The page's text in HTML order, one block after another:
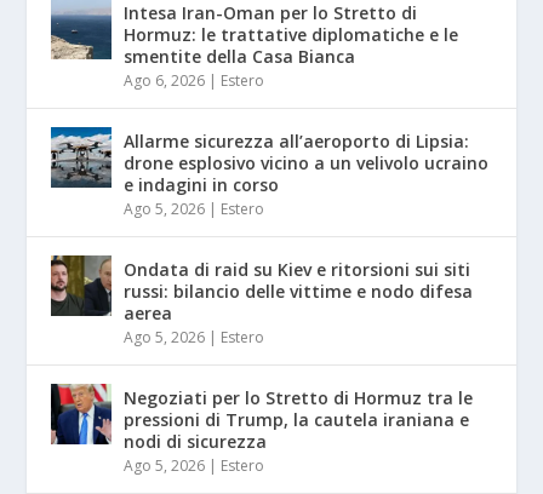
Intesa Iran-Oman per lo Stretto di
Hormuz: le trattative diplomatiche e le
smentite della Casa Bianca
Ago 6, 2026 | Estero
Allarme sicurezza all’aeroporto di Lipsia:
drone esplosivo vicino a un velivolo ucraino
e indagini in corso
Ago 5, 2026 | Estero
Ondata di raid su Kiev e ritorsioni sui siti
russi: bilancio delle vittime e nodo difesa
aerea
Ago 5, 2026 | Estero
Negoziati per lo Stretto di Hormuz tra le
pressioni di Trump, la cautela iraniana e
nodi di sicurezza
Ago 5, 2026 | Estero